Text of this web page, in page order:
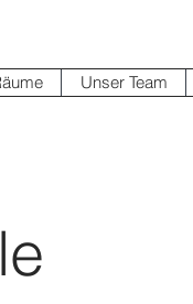
Unser Team